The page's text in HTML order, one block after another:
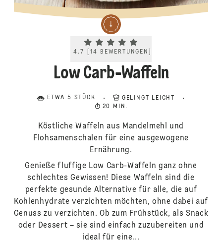
Current rating 4.7. Click to rate.
4.7 14 BEWERTUNGEN
Low Carb-Waffeln
ETWA 5 STÜCK
GELINGT LEICHT
20 MIN.
Köstliche Waffeln aus Mandelmehl und
Flohsamenschalen für eine ausgewogene
Ernährung.
Genieße fluffige Low Carb-Waffeln ganz ohne
schlechtes Gewissen! Diese Waffeln sind die
perfekte gesunde Alternative für alle, die auf
Kohlenhydrate verzichten möchten, ohne dabei auf
Genuss zu verzichten. Ob zum Frühstück, als Snack
oder Dessert – sie sind einfach zuzubereiten und
ideal für eine...